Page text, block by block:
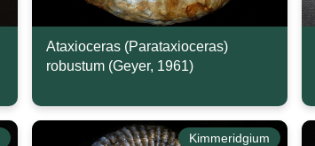
Ataxioceras (Parataxioceras)
robustum (Geyer, 1961)
Kimmeridgium